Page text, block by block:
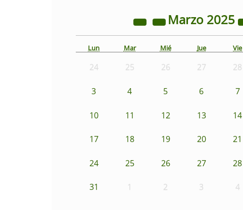
Marzo 2025
Lun Mar Mié Jue Vie
24 25 26 27 28
3 4 5 6 7
10 11 12 13 14
17 18 19 20 21
24 25 26 27 28
31 1 2 3 4